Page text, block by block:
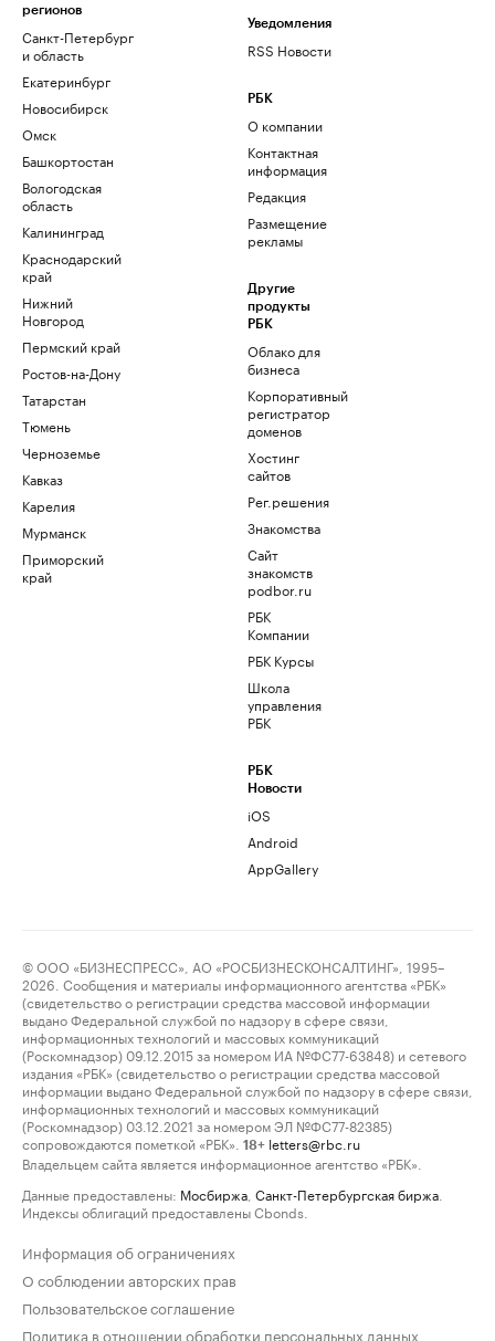
регионов
Санкт-Петербург
и область
Екатеринбург
Новосибирск
Омск
Башкортостан
Вологодская
область
Калининград
Краснодарский
край
Нижний
Новгород
Пермский край
Ростов-на-Дону
Татарстан
Тюмень
Черноземье
Кавказ
Карелия
Мурманск
Приморский
край
Уведомления
RSS Новости
РБК
О компании
Контактная
информация
Редакция
Размещение
рекламы
Другие
продукты
РБК
Облако для
бизнеса
Корпоративный
регистратор
доменов
Хостинг
сайтов
Рег.решения
Знакомства
Сайт
знакомств
podbor.ru
РБК
Компании
РБК Курсы
Школа
управления
РБК
РБК
Новости
iOS
Android
AppGallery
© ООО «БИЗНЕСПРЕСС», АО «РОСБИЗНЕСКОНСАЛТИНГ», 1995–
2026. Сообщения и материалы информационного агентства «РБК»
(свидетельство о регистрации средства массовой информации
выдано Федеральной службой по надзору в сфере связи,
информационных технологий и массовых коммуникаций
(Роскомнадзор) 09.12.2015 за номером ИА №ФС77-63848) и сетевого
издания «РБК» (свидетельство о регистрации средства массовой
информации выдано Федеральной службой по надзору в сфере связи,
информационных технологий и массовых коммуникаций
(Роскомнадзор) 03.12.2021 за номером ЭЛ №ФС77-82385)
сопровождаются пометкой «РБК».
18+ letters@rbc.ru
Владельцем сайта является информационное агентство «РБК».
Данные предоставлены: Мосбиржа Санкт-Петербургская биржа
Индексы облигаций предоставлены Cbonds.
Информация об ограничениях
О соблюдении авторских прав
Пользовательское соглашение
Политика в отношении обработки персональных данных